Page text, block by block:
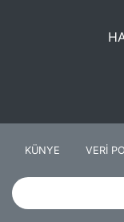
KÜNYE VERİ